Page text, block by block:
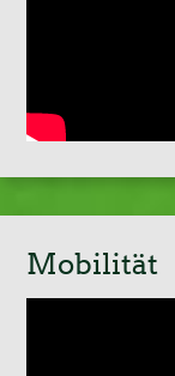
Mobilität